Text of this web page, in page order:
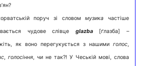
поруч зі словоммузика частіше
чудове слівце glazba[ґлазба] –
як воно перегукується з нашимиголос,
,голосіння, чи не так?! У Чеській мові, слова